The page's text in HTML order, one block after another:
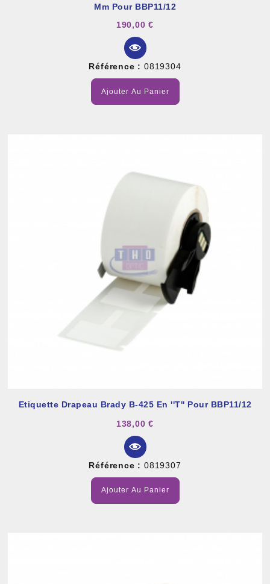
Mm Pour BBP11/12
190,00 €
Référence : 0819304
Ajouter Au Panier
Etiquette Drapeau Brady B-425 En ''T'' Pour BBP11/12
138,00 €
Référence : 0819307
Ajouter Au Panier